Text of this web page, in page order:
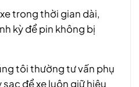
trong thời gian dài,
kỳ để pin không bị
tôi thường tư vấn phụ
để xe luôn giữ hiệu